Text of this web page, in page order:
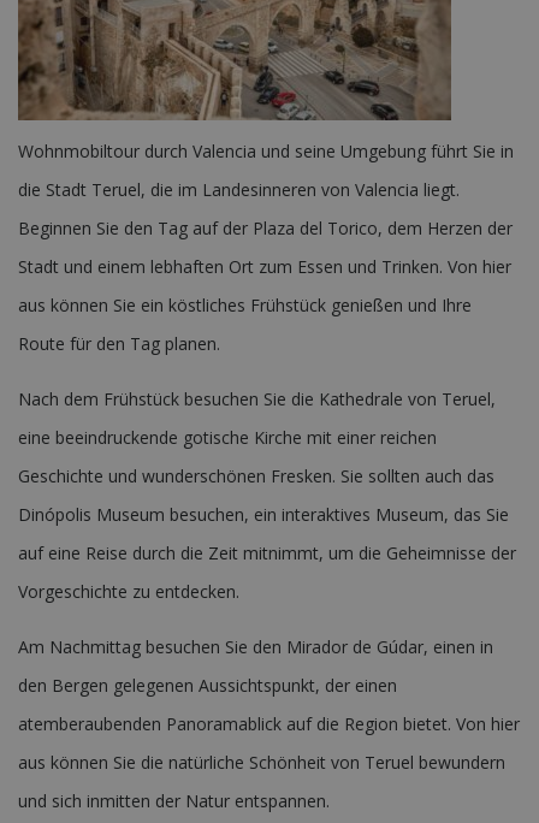
Wohnmobiltour durch Valencia und seine Umgebung führt Sie in
die Stadt Teruel, die im Landesinneren von Valencia liegt.
Beginnen Sie den Tag auf der Plaza del Torico, dem Herzen der
Stadt und einem lebhaften Ort zum Essen und Trinken. Von hier
aus können Sie ein köstliches Frühstück genießen und Ihre
Route für den Tag planen.
Nach dem Frühstück besuchen Sie die Kathedrale von Teruel,
eine beeindruckende gotische Kirche mit einer reichen
Geschichte und wunderschönen Fresken. Sie sollten auch das
Dinópolis Museum besuchen, ein interaktives Museum, das Sie
auf eine Reise durch die Zeit mitnimmt, um die Geheimnisse der
Vorgeschichte zu entdecken.
Am Nachmittag besuchen Sie den Mirador de Gúdar, einen in
den Bergen gelegenen Aussichtspunkt, der einen
atemberaubenden Panoramablick auf die Region bietet. Von hier
aus können Sie die natürliche Schönheit von Teruel bewundern
und sich inmitten der Natur entspannen.